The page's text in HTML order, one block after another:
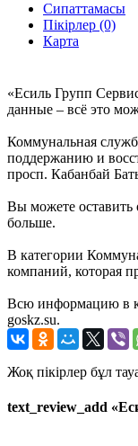
Сипаттамасы
Пікірлер (0)
Карта
«Есиль Групп
данные – всё это
Коммунальная
поддержанию и
просп. Кабанбай
Вы можете оставить
больше.
В категории
компаний, которая
Всю информацию в
goskz.su.
Жоқ пікірлер бұл
text_review_add